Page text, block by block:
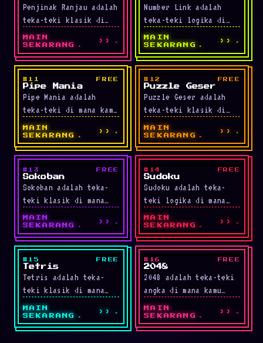
…
Penjinak Ranjau adalah
teka-teki klasik di
mana kamu membuka
semua kotak aman tanpa
menyentuh ranjau
tersembunyi. Mendukung
tiga …
MAIN
SEKARANG
››
Number Link adalah
teka-teki logika di
mana kamu
menyambungkan dua
titik berangka sama
dengan jalur dan
mengisi seluruh …
MAIN
SEKARANG
››
LIVE
#11 FREE
Pipe Mania
Pipe Mania adalah
teka-teki di mana kamu
menempatkan pipa acak
di papan agar aliran
air tidak terputus.
Tugasnya …
MAIN
SEKARANG
››
LIVE
#12 FREE
Puzzle Geser
Puzzle Geser adalah
teka-teki klasik di
mana kamu menggeser
ubin ke dalam ruang
kosong satu-satunya
untuk menyusun angka …
MAIN
SEKARANG
››
LIVE
#13 FREE
Sokoban
Sokoban adalah teka-
teki klasik di mana
kamu mendorong kotak
ke titik target. Kotak
hanya bisa didorong,
tidak ditarik, …
MAIN
SEKARANG
››
LIVE
#14 FREE
Sudoku
Sudoku adalah teka-
teki logika di mana
kamu mengisi kotak 9x9
dengan angka 1-9 tanpa
pengulangan di baris,
kolom, …
MAIN
SEKARANG
››
LIVE
#15 FREE
Tetris
Tetris adalah teka-
teki klasik di mana
kamu memutar dan
menyusun balok yang
jatuh agar membentuk
MAIN
SEKARANG
››
LIVE
#16 FREE
2048
2048 adalah teka-teki
angka di mana kamu
menggeser ubin dengan
tombol panah untuk
menggabungkan angka
MAIN
SEKARANG
››